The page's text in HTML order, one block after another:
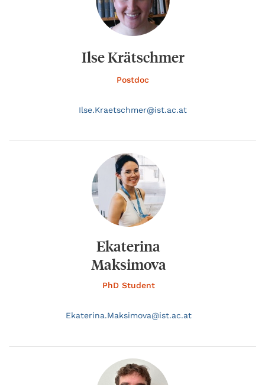
Ilse Krätschmer
Postdoc
Ilse.Kraetschmer@ist.ac.at
Ekaterina
Maksimova
PhD Student
Ekaterina.Maksimova@ist.ac.at